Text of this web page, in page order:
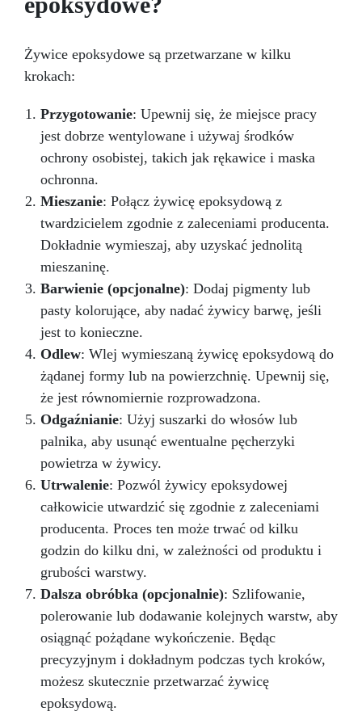
Żywice epoksydowe są przetwarzane w kilku
krokach:
Przygotowanie: Upewnij się, że miejsce pracy
jest dobrze wentylowane i używaj środków
ochrony osobistej, takich jak rękawice i maska
ochronna.
Mieszanie: Połącz żywicę epoksydową z
twardzicielem zgodnie z zaleceniami producenta.
Dokładnie wymieszaj, aby uzyskać jednolitą
mieszaninę.
Barwienie (opcjonalne): Dodaj pigmenty lub
pasty kolorujące, aby nadać żywicy barwę, jeśli
jest to konieczne.
Odlew: Wlej wymieszaną żywicę epoksydową do
żądanej formy lub na powierzchnię. Upewnij się,
że jest równomiernie rozprowadzona.
Odgaźnianie: Użyj suszarki do włosów lub
palnika, aby usunąć ewentualne pęcherzyki
powietrza w żywicy.
Utrwalenie: Pozwól żywicy epoksydowej
całkowicie utwardzić się zgodnie z zaleceniami
producenta. Proces ten może trwać od kilku
godzin do kilku dni, w zależności od produktu i
grubości warstwy.
Dalsza obróbka (opcjonalnie): Szlifowanie,
polerowanie lub dodawanie kolejnych warstw, aby
osiągnąć pożądane wykończenie. Będąc
precyzyjnym i dokładnym podczas tych kroków,
możesz skutecznie przetwarzać żywicę
epoksydową.